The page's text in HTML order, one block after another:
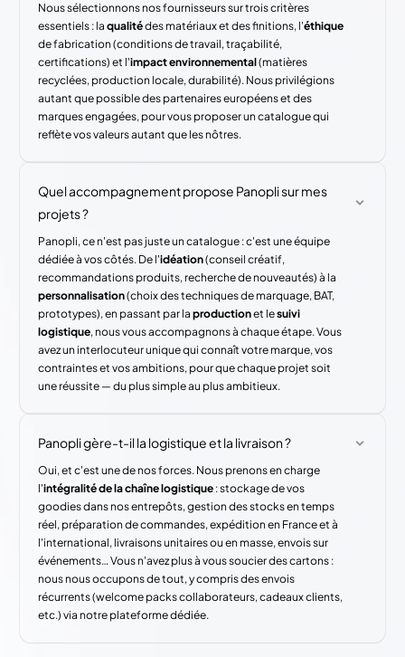
Nous sélectionnons nos fournisseurs sur trois critères
essentiels : laqualitédes matériaux et des finitions, l'éthique
de fabrication (conditions de travail, traçabilité,
certifications) et l'impact environnemental(matières
recyclées, production locale, durabilité). Nous privilégions
autant que possible des partenaires européens et des
marques engagées, pour vous proposer un catalogue qui
reflète vos valeurs autant que les nôtres.
Quel accompagnement propose Panopli sur mes
projets ?
Panopli, ce n'est pas juste un catalogue : c'est une équipe
dédiée à vos côtés. De l'idéation(conseil créatif,
recommandations produits, recherche de nouveautés) à la
personnalisation(choix des techniques de marquage, BAT,
prototypes), en passant par laproductionet lesuivi
logistique, nous vous accompagnons à chaque étape. Vous
avez un interlocuteur unique qui connaît votre marque, vos
contraintes et vos ambitions, pour que chaque projet soit
une réussite — du plus simple au plus ambitieux.
Panopli gère-t-il la logistique et la livraison ?
Oui, et c'est une de nos forces. Nous prenons en charge
l'intégralité de la chaîne logistique : stockage de vos
goodies dans nos entrepôts, gestion des stocks en temps
réel, préparation de commandes, expédition en France et à
l'international, livraisons unitaires ou en masse, envois sur
événements… Vous n'avez plus à vous soucier des cartons :
nous nous occupons de tout, y compris des envois
récurrents (welcome packs collaborateurs, cadeaux clients,
etc.) via notre plateforme dédiée.